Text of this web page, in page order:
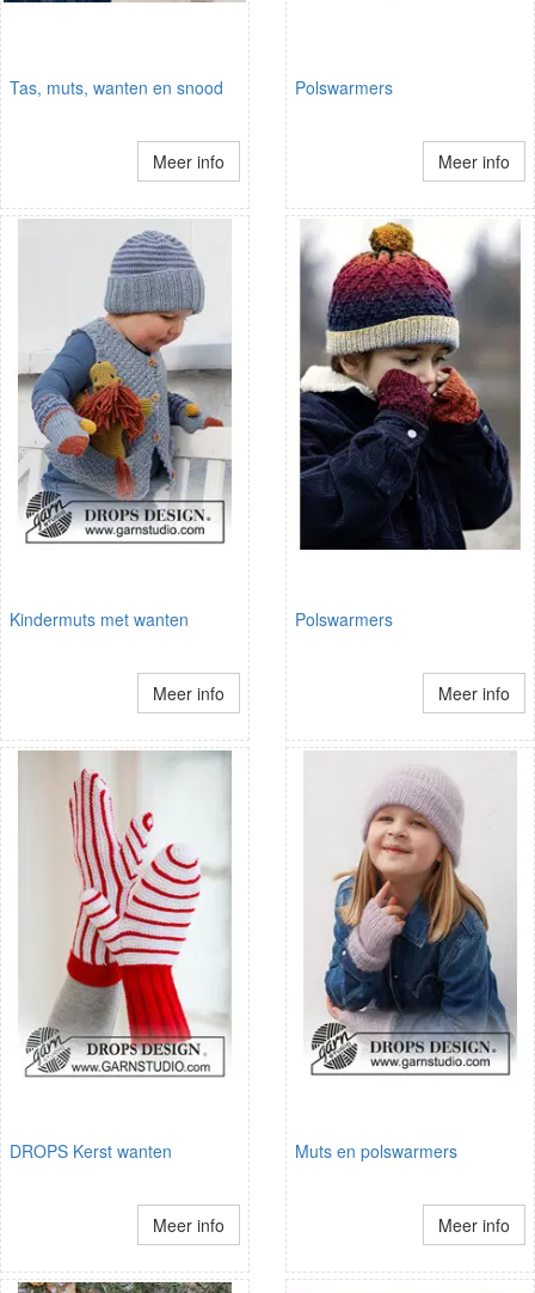
Tas, muts, wanten en snood
Meer info
Polswarmers
Meer info
Kindermuts met wanten
Meer info
Polswarmers
Meer info
DROPS Kerst wanten
Meer info
Muts en polswarmers
Meer info